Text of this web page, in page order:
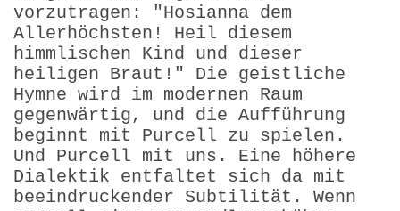
vorzutragen: "Hosianna dem
Allerhöchsten! Heil diesem
himmlischen Kind und dieser
heiligen Braut!" Die geistliche
Hymne wird im modernen Raum
gegenwärtig, und die Aufführung
beginnt mit Purcell zu spielen.
Und Purcell mit uns. Eine höhere
Dialektik entfaltet sich da mit
beeindruckender Subtilität. Wenn